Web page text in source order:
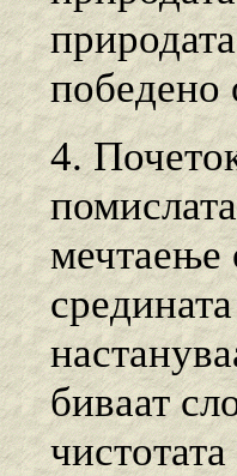
победено
4.
мечтаење
биваат